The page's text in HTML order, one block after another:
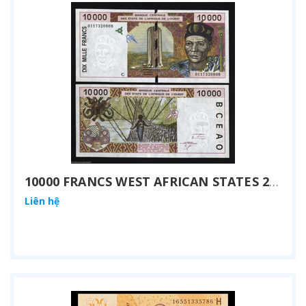
10000 FRANCS WEST AFRICAN STATES 2002
Liên hệ